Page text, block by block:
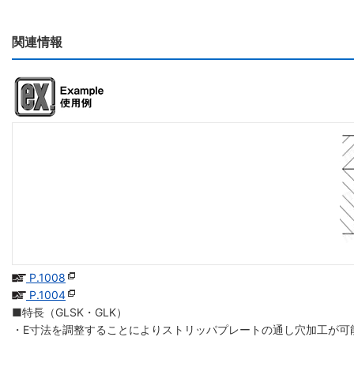
関連情報
P.1008
P.1004
■特長（GLSK・GLK）
・E寸法を調整することによりストリッパプレートの通し穴加工が